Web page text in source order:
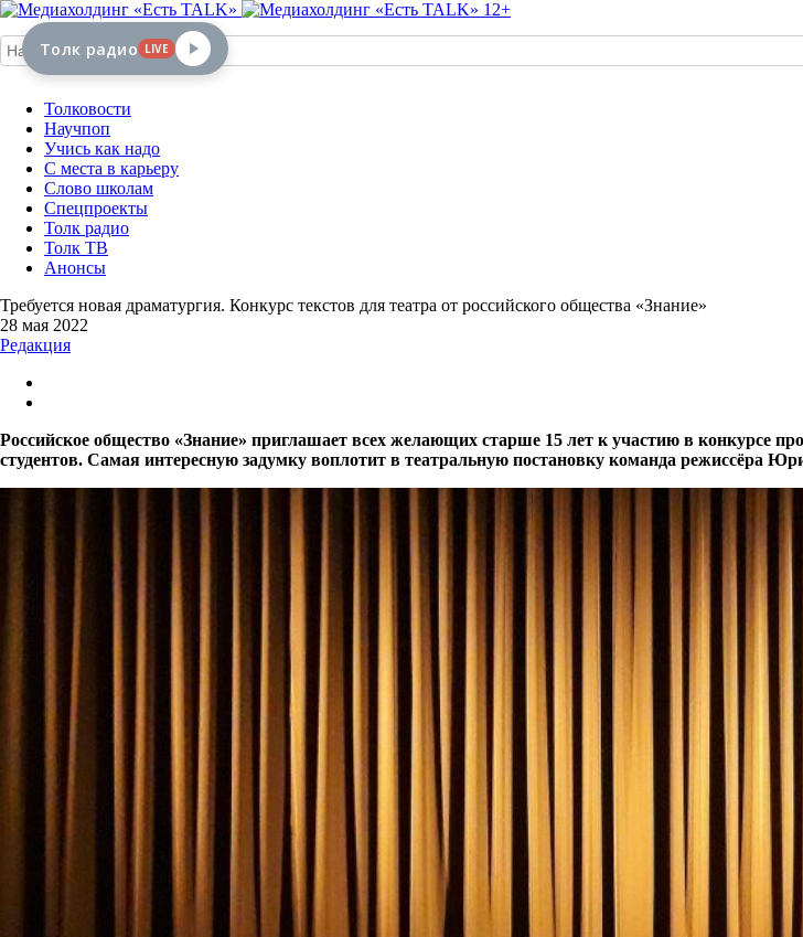
12+
Толковости
Научпоп
Учись как надо
С места в карьеру
Слово школам
Спецпроекты
Толк радио
Толк ТВ
Анонсы
Требуется новая драматургия. Конкурс текстов для театра от российского общества «Знание»
28 мая 2022
Редакция
Российское общество «Знание» приглашает всех желающих старше 15 лет к участию в конкурсе
студентов. Самая интересную задумку воплотит в театральную постановку команда режиссёра
Толк радио LIVE